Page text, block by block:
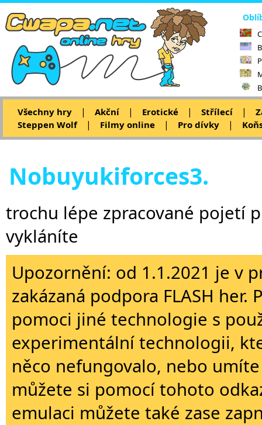
Všechny hry | Akční | Erotické | Střílecí |
Steppen Wolf
| Filmy online | Pro dívky |
Nobuyukiforces3.
trochu lépe zpracované pojetí
vykláníte
Upozornění: od 1.1.2021 je v
zakázaná podpora FLASH
pomoci jiné technologie s
experimentální technologii,
něco nefungovalo, nebo
můžete si pomocí tohoto
emulaci můžete také zase